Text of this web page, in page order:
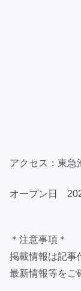
アクセス：東急
オープン日
＊注意事項＊
掲載情報は記事
最新情報等をご